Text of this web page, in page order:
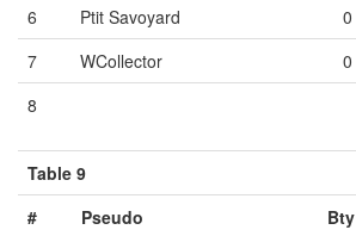
6
Ptit Savoyard 0
7
WCollector 0
8
Table 9
#
Pseudo Bty